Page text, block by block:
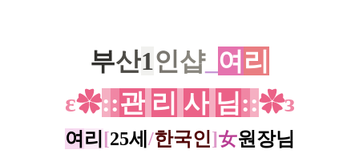
부산1인샵_ 여 리
ε✿::관 리 사 님::✿з
여 리 [25세 /한국인]女원장님